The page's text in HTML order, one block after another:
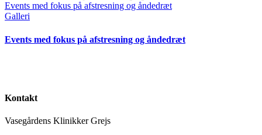
Events med fokus på afstresning og åndedræt
Galleri
Events med fokus på afstresning og åndedræt
Kontakt
Vasegårdens Klinikker Grejs